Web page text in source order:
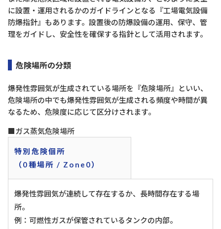
に設置・運用されるかのガイドラインとなる『工場電気設備
防爆指針』もあります。設置後の防爆設備の運用、保守、管
理をガイドし、安全性を確保する指針として活用されます。
危険場所の分類
爆発性雰囲気が生成されている場所を『危険場所』といい、
危険場所の中でも爆発性雰囲気が生成される頻度や時間が異
なるため、危険度に応じて区分けされます。
■ガス蒸気危険場所
特別危険個所
（0種場所 / Zone0）
爆発性雰囲気が連続して存在するか、長時間存在する場
所。
例：可燃性ガスが保管されているタンクの内部。